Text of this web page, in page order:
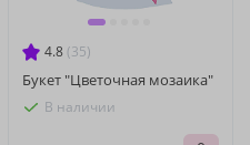
4.8 (35)
Букет "Цветочная мозаика"
В наличии